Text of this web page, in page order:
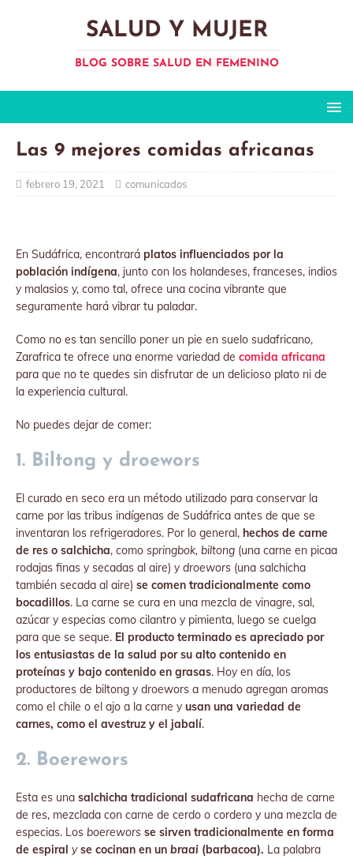
SALUD Y MUJER
BLOG SOBRE SALUD EN FEMENINO
Las 9 mejores comidas africanas
febrero 19, 2021 comunicados
En Sudáfrica, encontrará platos influenciados por la
población indígena, junto con los holandeses, franceses, indios
y malasios y, como tal, ofrece una cocina vibrante que
seguramente hará vibrar tu paladar.
Como no es tan sencillo poner un pie en suelo sudafricano,
Zarafrica te ofrece una enorme variedad de comida africana
para que no te quedes sin disfrutar de un delicioso plato ni de
la experiencia cultural.
No puedes dejar de comer:
1. Biltong y droewors
El curado en seco era un método utilizado para conservar la
carne por las tribus indígenas de Sudáfrica antes de que se
inventaran los refrigeradores. Por lo general, hechos de carne
de res o salchicha, como springbok, biltong (una carne en picaa
rodajas finas y secadas al aire) y droewors (una salchicha
también secada al aire) se comen tradicionalmente como
bocadillos. La carne se cura en una mezcla de vinagre, sal,
azúcar y especias como cilantro y pimienta, luego se cuelga
para que se seque. El producto terminado es apreciado por
los entusiastas de la salud por su alto contenido en
proteínas y bajo contenido en grasas. Hoy en día, los
productores de biltong y droewors a menudo agregan aromas
como el chile o el ajo a la carne y usan una variedad de
carnes, como el avestruz y el jabalí.
2. Boerewors
Esta es una salchicha tradicional sudafricana hecha de carne
de res, mezclada con carne de cerdo o cordero y una mezcla de
especias. Los boerewors se sirven tradicionalmente en forma
de espiral yse cocinan en un braai (barbacoa). La palabra